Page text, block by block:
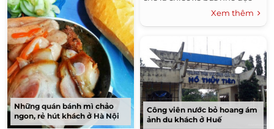
Những quán bánh mì chảo
ngon, rẻ hút khách ở Hà Nội
Xem thêm
Công viên nước bỏ hoang ám
ảnh du khách ở Huế